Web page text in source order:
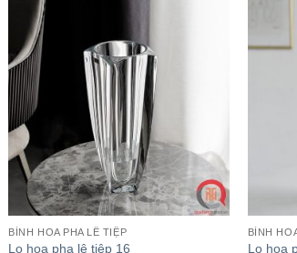
BÌNH HOA PHA LÊ TIỆP
Lọ hoa pha lê tiệp 16
BÌNH
Lọ hoa